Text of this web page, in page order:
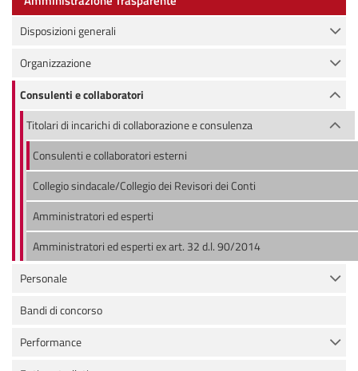
Disposizioni generali
Organizzazione
Consulenti e collaboratori
Titolari di incarichi di collaborazione e consulenza
Consulenti e collaboratori esterni
Collegio sindacale/Collegio dei Revisori dei Conti
Amministratori ed esperti
Amministratori ed esperti ex art. 32 d.l. 90/2014
Personale
Bandi di concorso
Performance